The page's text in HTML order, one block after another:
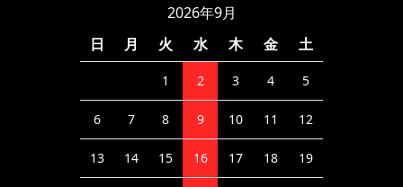
2026年9月
日
月 火 水 木 金 土
1 2 3 4 5
6 7 8 9 10 11 12
13 14 15 16 17 18 19